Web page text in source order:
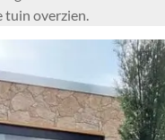
tuin overzien.